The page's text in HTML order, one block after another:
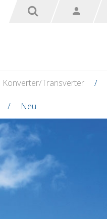
Konverter/Transverter
Neu